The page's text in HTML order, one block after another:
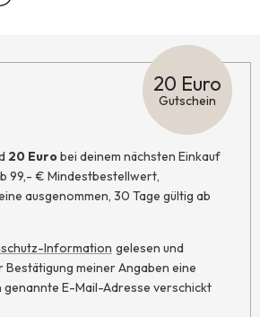
20 Euro
Gutschein
20 Eurobei deinem nächsten Einkauf
99,- € Mindestbestellwert,
ausgenommen, 30 Tage gültig ab
Information gelesen und
Bestätigung meiner Angaben eine
genannte E-Mail-Adresse verschickt